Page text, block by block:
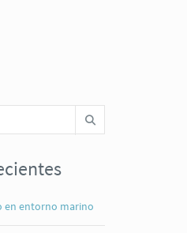
en entorno marino